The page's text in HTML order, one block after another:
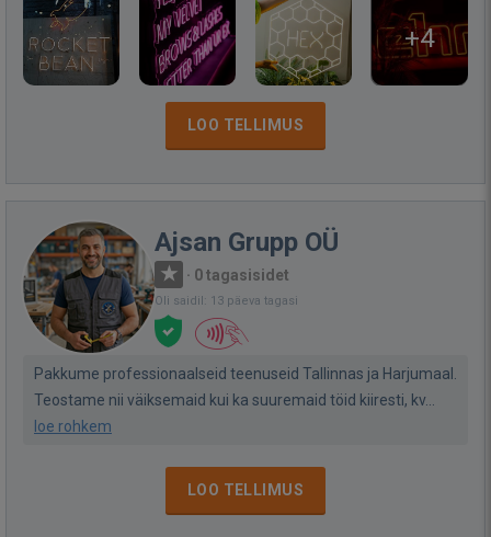
+4
LOO TELLIMUS
Ajsan Grupp OÜ
· 0 tagasisidet
Oli saidil: 13 päeva tagasi
Pakkume professionaalseid teenuseid Tallinnas ja Harjumaal.
Teostame nii väiksemaid kui ka suuremaid töid kiiresti, kv...
loe rohkem
LOO TELLIMUS